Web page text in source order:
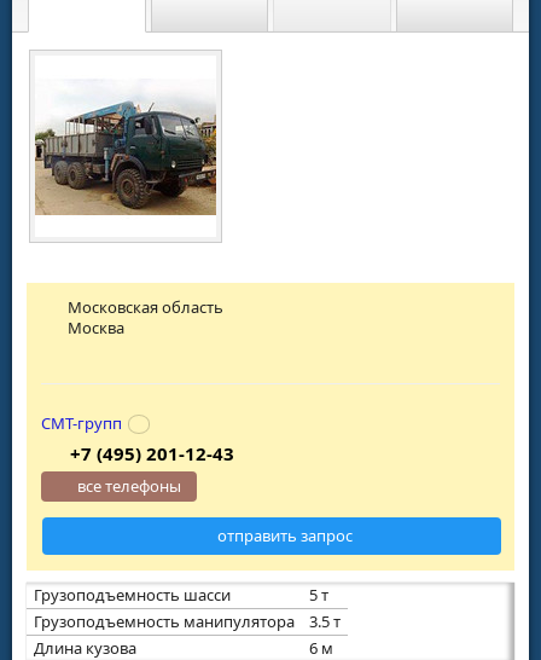
Грузоподъемность шасси
5 т
Грузоподъемность манипулятора
3.5 т
Длина кузова
6 м
Московская область
Москва
СМТ-групп
+7 (495) 201-12-43
все телефоны
отправить запрос